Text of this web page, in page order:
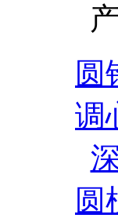
圆
调
圆